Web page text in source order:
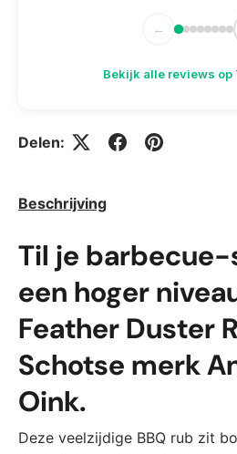
←
Bekijk alle reviews
Delen:
Beschrijving
Til je
een hoger
Feather Duster
Schotse merk
Oink.
Deze veelzijdige BBQ rub zit